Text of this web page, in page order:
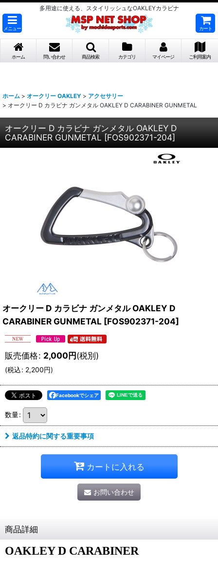
多用途に使える、スタイリッシュなOAKLEYカラビナ
メニュー カート
ホーム 問い合わせ 商品検索 カテゴリ マイページ ご利用案内
ホーム > オークリー OAKLEY > アクセサリー
> オークリー D カラビナ ガンメタル OAKLEY D CARABINER GUNMETAL
オークリー D カラビナ ガンメタル OAKLEY D
CARABINER GUNMETAL [FOS902371-204]
オークリー D カラビナ ガンメタル OAKLEY D
CARABINER GUNMETAL [FOS902371-204]
販売価格: 2,000円(税別)
(税込: 2,200円)
Facebookでシェア
数量:
返品特約に関する重要事項
カートに入れる
お問い合わせ
商品詳細
OAKLEY D CARABINER